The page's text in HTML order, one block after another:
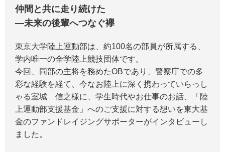
仲間と共に走り続けた
―未来の後輩へつなぐ襷
東京大学陸上運動部は、約100名の部員が所属する、
学内唯一の全学陸上競技団体です。
今回、同部の主将を務めたOBであり、警察庁での多
彩な経験を経て、今なお陸上に深く携わっていらっし
ゃる室城 信之様に、学生時代やお仕事のお話、「陸
上運動部支援基金」へのご支援に対する想いを東大基
金のファンドレイジングサポーターがインタビューし
ました。